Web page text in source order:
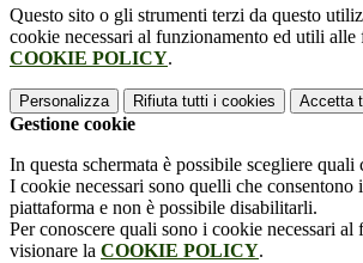
Questo sito o gli strumenti terzi da questo
cookie necessari al funzionamento ed utili
COOKIE POLICY.
Personalizza Rifiuta tutti i cookies Accetta
Gestione cookie
In questa schermata è possibile scegliere quali
I cookie necessari sono quelli che consentono
piattaforma e non è possibile disabilitarli.
Per conoscere quali sono i cookie necessari al
visionare la COOKIE POLICY.